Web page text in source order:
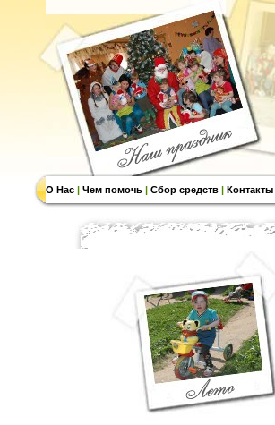
О Нас | Чем помочь | Сбор средств | Контакты